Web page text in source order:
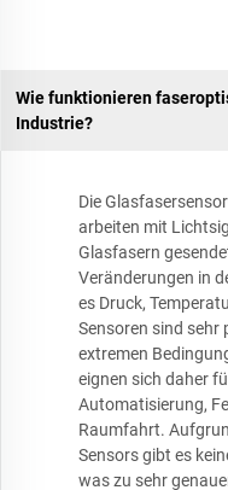
Wie funktionieren
Industrie?
Die
arbeiten mit
Glasfasern
Veränderungen in
es Druck,
Sensoren sind sehr
extremen
eignen sich daher
Automatisierung,
Raumfahrt.
Sensors gibt es
was zu sehr